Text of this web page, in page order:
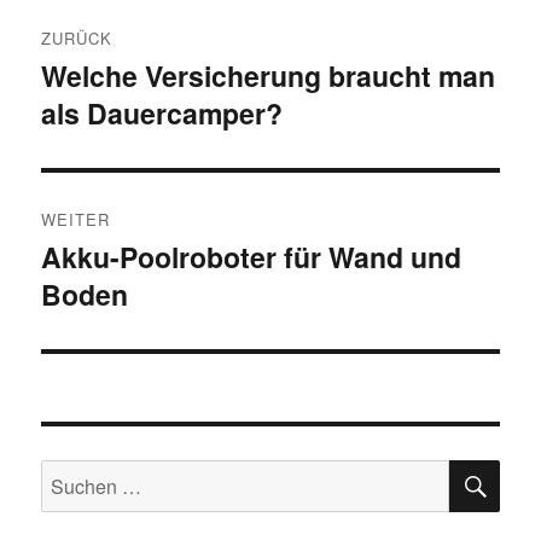
ZURÜCK
Vorheriger
Beitrag:
Welche Versicherung braucht man
als Dauercamper?
WEITER
Nächster
Beitrag:
Akku-Poolroboter für Wand und
Boden
Suchen
nach: